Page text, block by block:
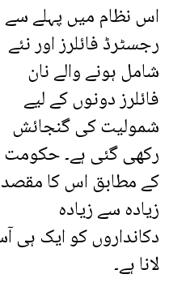
اس نظام میں پہلے سے
رجسٹرڈ فائلرز اور نئے
شامل ہونے والے نان
فائلرز دونوں کے لیے
شمولیت کی گنجائش
رکھی گئی ہے۔ حکومت
کے مطابق اس کا مقصد
زیادہ سے زیادہ
دکانداروں کو ایک ہی
لانا ہے۔